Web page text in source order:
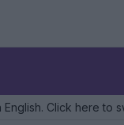
Click here to